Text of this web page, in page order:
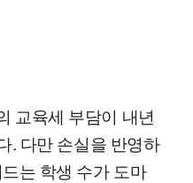
교육세 부담이 내년
. 다만 손실을 반영하
는 학생 수가 도마